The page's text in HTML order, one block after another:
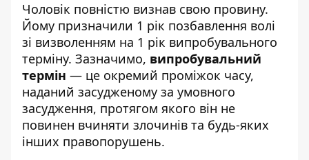
Чоловік повністю визнав свою провину.
Йому призначили 1 рік позбавлення волі
зі визволенням на 1 рік випробувального
терміну. Зазначимо, випробувальний
термін — це окремий проміжок часу,
наданий засудженому за умовного
засудження, протягом якого він не
повинен вчиняти злочинів та будь-яких
інших правопорушень.